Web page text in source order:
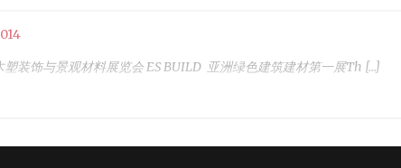
塑装饰与景观材料展览会 ES BUILD 亚洲绿色建筑建材第一展Th […]